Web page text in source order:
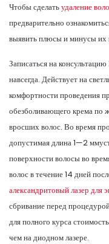
Чтобы сделатьудаление
предварительно
выявить плюсы и минусы их
Записаться на
навсегда. Действует на
комфортности проведения
обезболивающего крема по
вросших волос. Во время
допустимая длина 1—2
поверхности волосы во
волос в течение 14 дней
александритовый лазер для
сбривание перед
для полного курса
чем на диодном лазере.